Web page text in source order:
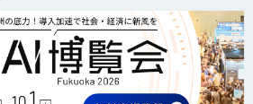
カルLLM×RAG「Cosnex」